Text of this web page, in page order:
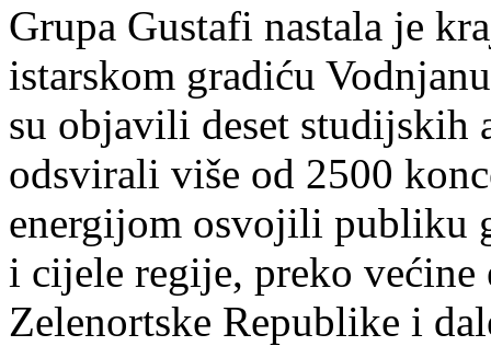
Grupa Gustafi nastala je
istarskom gradiću
su objavili deset
odsvirali više od 2500
energijom osvojili publiku
i cijele regije, preko većine
Zelenortske Republike i